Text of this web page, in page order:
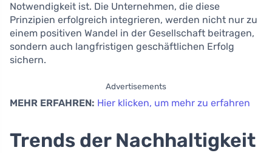
Notwendigkeit ist. Die Unternehmen, die diese
Prinzipien erfolgreich integrieren, werden nicht nur zu
einem positiven Wandel in der Gesellschaft beitragen,
sondern auch langfristigen geschäftlichen Erfolg
sichern.
Advertisements
MEHR ERFAHREN: Hier klicken, um mehr zu erfahren
Trends der Nachhaltigkeit